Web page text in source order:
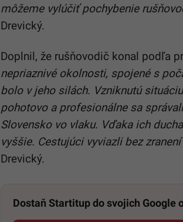
môžeme vylúčiť pochybenie
Drevický.
Doplnil, že rušňovodič konal podľa
nepriaznivé okolnosti, spojené s
bolo v jeho silách. Vzniknutú
pohotovo a profesionálne sa
Slovensko vo vlaku. Vďaka ich
vyššie. Cestujúci vyviazli bez
Drevický.
Dostaň Startitup do svojich Google